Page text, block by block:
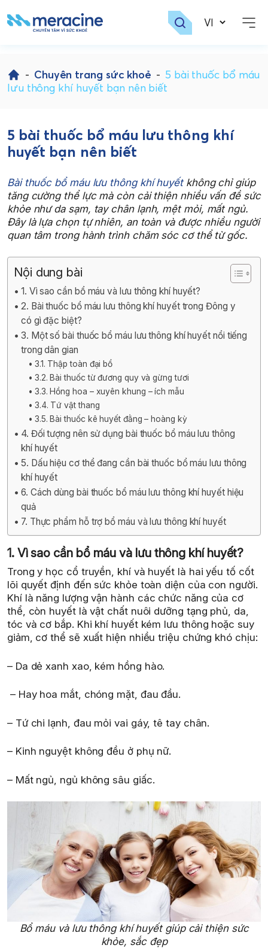
to
content
- Chuyên trang sức khoẻ - 5 bài thuốc bổ máu
lưu thông khí huyết bạn nên biết
5 bài thuốc bổ máu lưu thông khí
huyết bạn nên biết
Bài thuốc bổ máu lưu thông khí huyếtkhông chỉ giúp
tăng cường thể lực mà còn cải thiện nhiều vấn đề sức
khỏe như da sạm, tay chân lạnh, mệt mỏi, mất ngủ.
Đây là lựa chọn tự nhiên, an toàn và được nhiều người
quan tâm trong hành trình chăm sóc cơ thể từ gốc.
Nội dung bài
1. Vì sao cần bổ máu và lưu thông khí huyết?
2. Bài thuốc bổ máu lưu thông khí huyết trong Đông y
có gì đặc biệt?
3. Một số bài thuốc bổ máu lưu thông khí huyết nổi tiếng
trong dân gian
3.1. Thập toàn đại bổ
3.2. Bài thuốc từ đương quy và gừng tươi
3.3. Hồng hoa – xuyên khung – ích mẫu
3.4. Tứ vật thang
3.5. Bài thuốc kê huyết đằng – hoàng kỳ
4. Đối tượng nên sử dụng bài thuốc bổ máu lưu thông
khí huyết
5. Dấu hiệu cơ thể đang cần bài thuốc bổ máu lưu thông
khí huyết
6. Cách dùng bài thuốc bổ máu lưu thông khí huyết hiệu
quả
7. Thực phẩm hỗ trợ bổ máu và lưu thông khí huyết
1. Vì sao cần bổ máu và lưu thông khí huyết?
Trong y học cổ truyền, khí và huyết là hai yếu tố cốt
lõi quyết định đến sức khỏe toàn diện của con người.
Khí là năng lượng vận hành các chức năng của cơ
thể, còn huyết là vật chất nuôi dưỡng tạng phủ, da,
tóc và cơ bắp. Khi khí huyết kém lưu thông hoặc suy
giảm, cơ thể sẽ xuất hiện nhiều triệu chứng khó chịu:
– Da dẻ xanh xao, kém hồng hào.
– Hay hoa mắt, chóng mặt, đau đầu.
– Tứ chi lạnh, đau mỏi vai gáy, tê tay chân.
– Kinh nguyệt không đều ở phụ nữ.
– Mất ngủ, ngủ không sâu giấc.
Bổ máu và lưu thông khí huyết giúp cải thiện sức
khỏe, sắc đẹp